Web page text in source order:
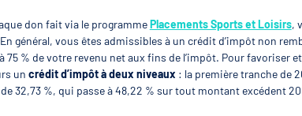
plusieurs
(NAA)
don fait via le programmePlacements Sports et Loisirs,
général, vous êtes admissibles à un crédit d’impôt non
75 % de votre revenu net aux fins de l’impôt. Pour favoriser
un crédit d’impôt à deux niveaux : la première tranche de
de 32,73 %, qui passe à 48,22 % sur tout montant excédent